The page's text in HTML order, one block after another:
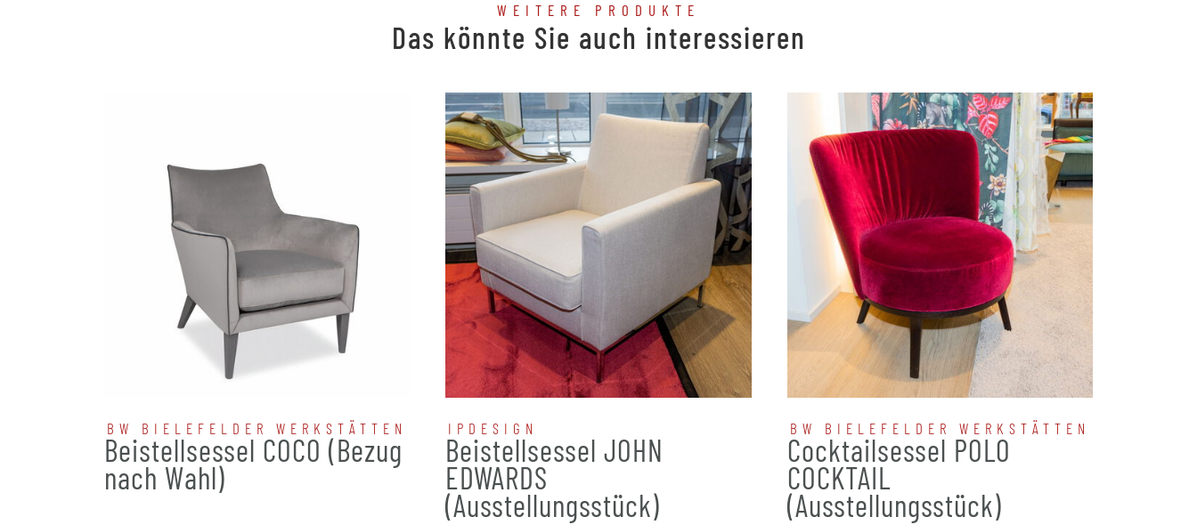
WEITERE PRODUKTE
Das könnte Sie auch interessieren
BW BIELEFELDER WERKSTÄTTEN
Beistellsessel COCO (Bezug
nach Wahl)
IPDESIGN
Beistellsessel JOHN
EDWARDS
(Ausstellungsstück)
BW BIELEFELDER WERKSTÄTTEN
Cocktailsessel POLO
COCKTAIL
(Ausstellungsstück)